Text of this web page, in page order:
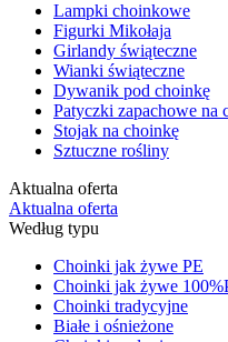
Lampki choinkowe
Figurki Mikołaja
Girlandy świąteczne
Wianki świąteczne
Dywanik pod choinkę
Patyczki zapachowe na
Stojak na choinkę
Sztuczne rośliny
Aktualna oferta
Aktualna oferta
Według typu
Choinki jak żywe PE
Choinki jak żywe
Choinki tradycyjne
Białe i ośnieżone